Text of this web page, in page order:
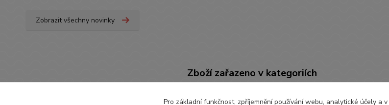
Zobrazit všechny novinky
Zboží zařazeno v kategoriích
Pro základní funkčnost, zpříjemnění používání webu, analytické účely a